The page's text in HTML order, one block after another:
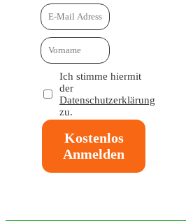
Ich stimme hiermit
der
Datenschutzerklärung
zu.
Kostenlos
Anmelden